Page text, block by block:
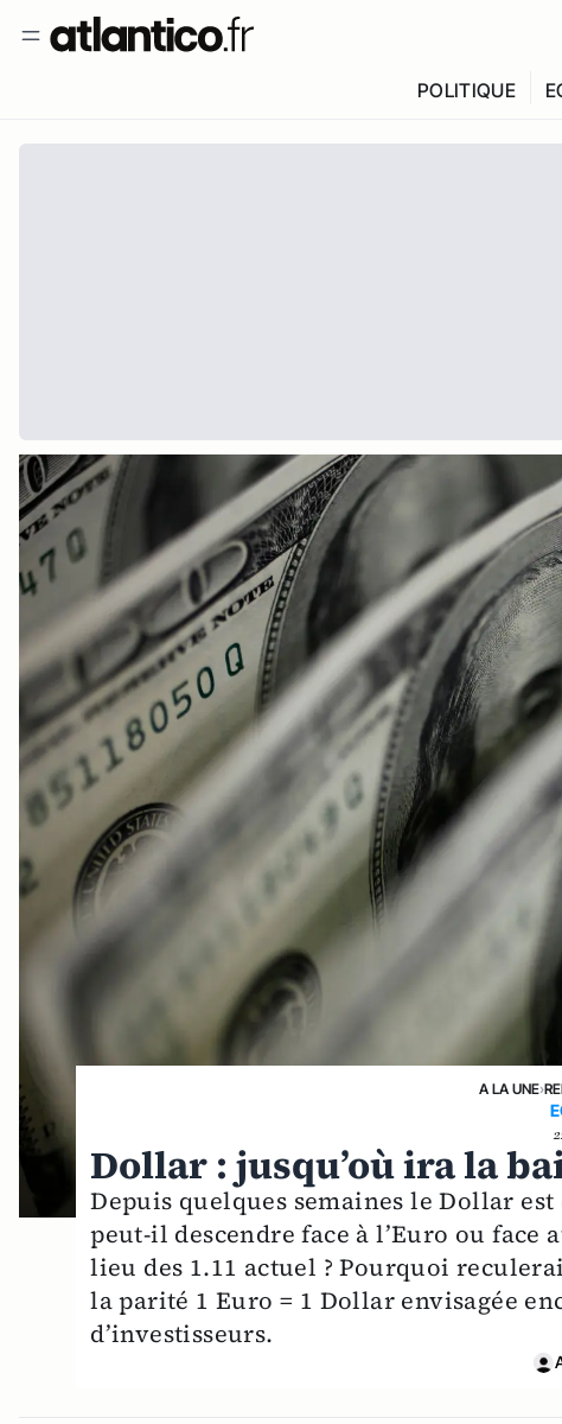
POLITIQUE
A LA UNE›
Dollar : jusqu’où ira la
Depuis quelques semaines le Dollar est
peut-il descendre face à l’Euro ou face
lieu des 1.11 actuel ? Pourquoi
la parité 1 Euro = 1 Dollar envisagée
d’investisseurs.